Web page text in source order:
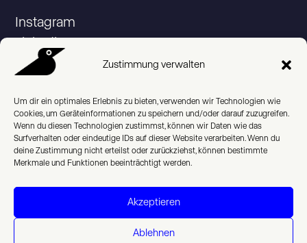
Zustimmung verwalten
Um dir ein optimales Erlebnis zu bieten, verwenden wir Technologien wie
Cookies, um Geräteinformationen zu speichern und/oder darauf zuzugreifen.
Wenn du diesen Technologien zustimmst, können wir Daten wie das
Surfverhalten oder eindeutige IDs auf dieser Website verarbeiten. Wenn du
deine Zustimmung nicht erteilst oder zurückziehst, können bestimmte
Merkmale und Funktionen beeinträchtigt werden.
Akzeptieren
Ablehnen
Instagram
© 2026 Studio Praam
Impressum